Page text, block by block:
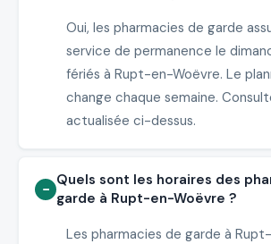
Oui, les pharmacies de garde
service de permanence le
fériés à Rupt-en-Woëvre. Le
change chaque semaine.
actualisée ci-dessus.
Quels sont les horaires des
garde à Rupt-en-Woëvre ?
Les pharmacies de garde à